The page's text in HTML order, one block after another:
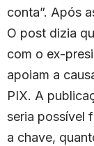
conta”. Após
O post dizia
com o ex-
apoiam a
PIX. A
seria possível
a chave,